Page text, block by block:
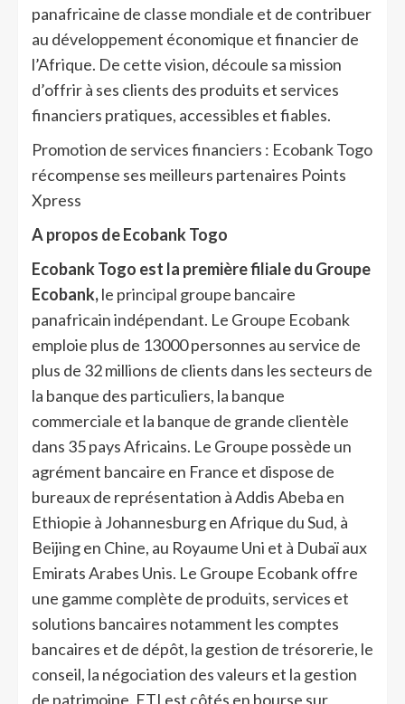
panafricaine de classe mondiale et de contribuer
au développement économique et financier de
l’Afrique. De cette vision, découle sa mission
d’offrir à ses clients des produits et services
financiers pratiques, accessibles et fiables.
Promotion de services financiers : Ecobank Togo
récompense ses meilleurs partenaires Points
Xpress
A propos de Ecobank Togo
Ecobank Togo est la première filiale du Groupe
Ecobank,le principal groupe bancaire
panafricain indépendant. Le Groupe Ecobank
emploie plus de 13000 personnes au service de
plus de 32 millions de clients dans les secteurs de
la banque des particuliers, la banque
commerciale et la banque de grande clientèle
dans 35 pays Africains. Le Groupe possède un
agrément bancaire en France et dispose de
bureaux de représentation à Addis Abeba en
Ethiopie à Johannesburg en Afrique du Sud, à
Beijing en Chine, au Royaume Uni et à Dubaï aux
Emirats Arabes Unis. Le Groupe Ecobank offre
une gamme complète de produits, services et
solutions bancaires notamment les comptes
bancaires et de dépôt, la gestion de trésorerie, le
conseil, la négociation des valeurs et la gestion
de patrimoine. ETI est côtés en bourse sur